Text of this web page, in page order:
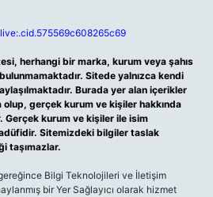
herhangi bir marka, kurum veya şahıs
Sitede yalnızca kendi
Burada yer alan içerikler
gerçek kurum ve kişiler hakkında
Gerçek kurum ve kişiler ile isim
Sitemizdeki bilgiler taslak
taşımazlar.
Bilgi Teknolojileri ve İletişim
bir Yer Sağlayıcı olarak hizmet